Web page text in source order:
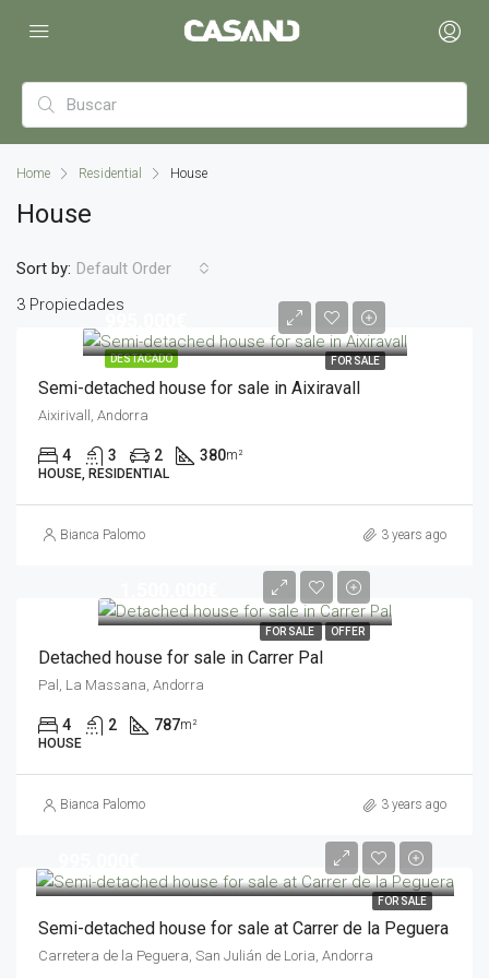
Home Residential House
House
3 Propiedades
Sort by: Default Order
DESTACADO FOR SALE
Semi-detached house for sale in Aixiravall
Aixirivall, Andorra
4 3 2 380m²
HOUSE, RESIDENTIAL
Bianca Palomo 3 years ago
FOR SALE OFFER
Detached house for sale in Carrer Pal
Pal, La Massana, Andorra
4 2 787m²
HOUSE
Bianca Palomo 3 years ago
FOR SALE
Semi-detached house for sale at Carrer de la Peguera
Carretera de la Peguera, San Julián de Loria, Andorra